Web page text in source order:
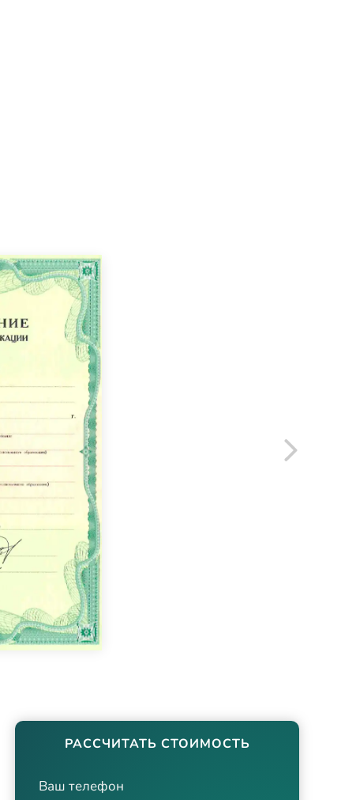
РАССЧИТАТЬ СТОИМОСТЬ
Ваш телефон